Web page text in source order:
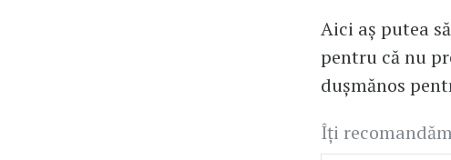
Aici aș putea
pentru că nu
dușmănos
Îți recomandăm